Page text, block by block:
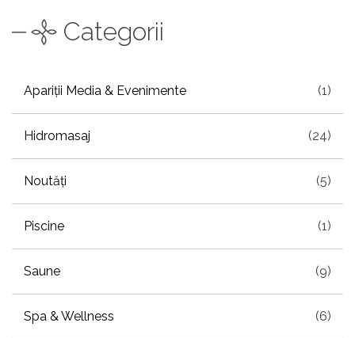
Categorii
Apariții Media & Evenimente (1)
Hidromasaj (24)
Noutăți (5)
Piscine (1)
Saune (9)
Spa & Wellness (6)